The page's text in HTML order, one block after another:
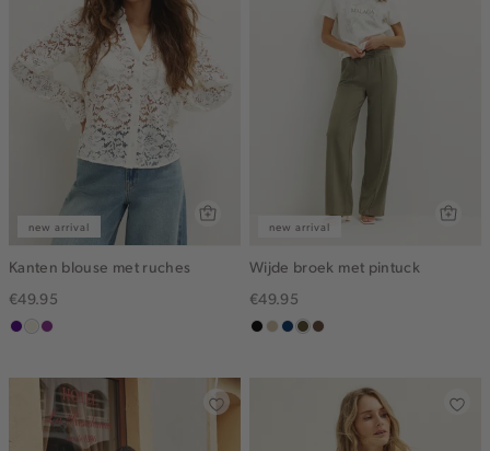
new arrival
Kanten blouse met ruches
€49.95
indigo
ecrumiddenpaars
new arrival
Wijde broek met pintuck
€49.95
zwart
lichtzand
donkerblauw
groen,
donkerbruin